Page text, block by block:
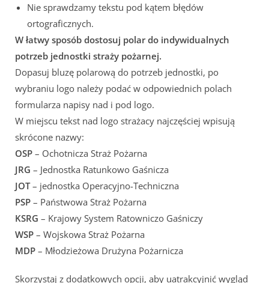
Nie sprawdzamy tekstu pod kątem błędów
ortograficznych.
W łatwy sposób dostosuj polar do indywidualnych
potrzeb jednostki straży pożarnej.
Dopasuj bluzę polarową do potrzeb jednostki, po
wybraniu logo należy podać w odpowiednich polach
formularza napisy nad i pod logo.
W miejscu tekst nad logo strażacy najczęściej wpisują
skrócone nazwy:
OSP – Ochotnicza Straż Pożarna
JRG – Jednostka Ratunkowo Gaśnicza
JOT– jednostka Operacyjno-Techniczna
PSP – Państwowa Straż Pożarna
KSRG – Krajowy System Ratowniczo Gaśniczy
WSP – Wojskowa Straż Pożarna
MDP – Młodzieżowa Drużyna Pożarnicza
Skorzystaj z dodatkowych opcji, aby uatrakcyjnić wygląd